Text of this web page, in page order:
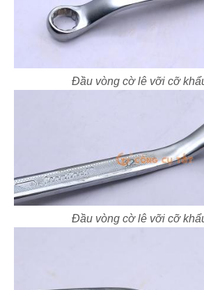
Đầu vòng cờ lê vỡi cỡ
Đầu vòng cờ lê vỡi cỡ